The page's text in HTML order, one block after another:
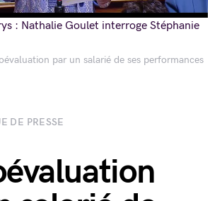
par un salarié de ses performances
DE PRESSE
: Nathalie Goulet interroge Stéphanie